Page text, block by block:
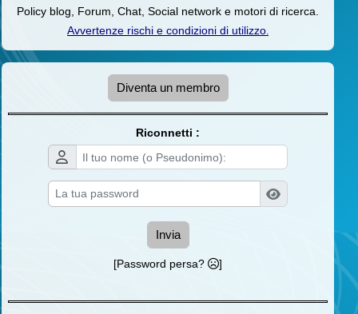
Policy blog, Forum, Chat, Social network e motori di ricerca.
Avvertenze rischi e condizioni di utilizzo.
Diventa un membro
Riconnetti :
Invia
[Password persa? ]